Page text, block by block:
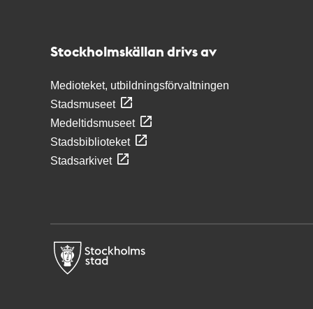
Stockholmskällan drivs av
Medioteket, utbildningsförvaltningen
Stadsmuseet
Medeltidsmuseet
Stadsbiblioteket
Stadsarkivet